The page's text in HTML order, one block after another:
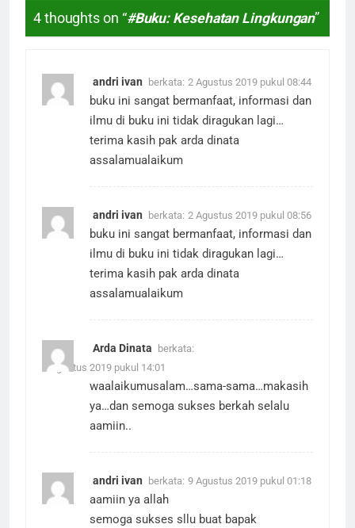
4 thoughts on “#Buku: Kesehatan Lingkungan”
andri ivan berkata: 2 Agustus 2019 pukul 08:44
buku ini sangat bermanfaat, informasi dan
ilmu di buku ini tidak diragukan lagi…
terima kasih pak arda dinata
assalamualaikum
andri ivan berkata: 2 Agustus 2019 pukul 08:56
buku ini sangat bermanfaat, informasi dan
ilmu di buku ini tidak diragukan lagi…
terima kasih pak arda dinata
assalamualaikum
Arda Dinata
berkata:
2 Agustus 2019 pukul 14:01
waalaikumusalam…sama-sama…makasih
ya…dan semoga sukses berkah selalu
aamiin..
andri ivan berkata: 9 Agustus 2019 pukul 01:18
aamiin ya allah
semoga sukses sllu buat bapak